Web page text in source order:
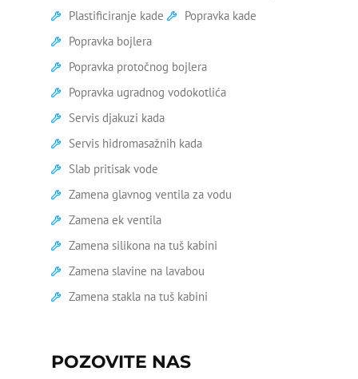
Zamena ventila pod
pritiskom
Zamena virble ventila
Geberit vodokotlić popravka
Zamena tuš kabine
Zamena stare kade
Zamena wc šolje
Bojler curi na crevu
Bojler curi na ventilu
Čišćenje bojlera
Plastificiranje kade
Popravka kade
Popravka bojlera
Popravka protočnog bojlera
Popravka ugradnog vodokotlića
Servis djakuzi kada
Servis hidromasažnih kada
Slab pritisak vode
Zamena glavnog ventila za vodu
Zamena ek ventila
Zamena silikona na tuš kabini
Zamena slavine na lavabou
Zamena stakla na tuš kabini
POZOVITE NAS